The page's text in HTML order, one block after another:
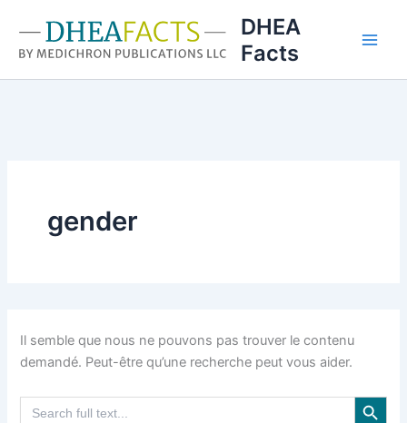
contenu
DHEA
Facts
gender
Il semble que nous ne pouvons pas trouver le contenu
demandé. Peut-être qu’une recherche peut vous aider.
Search
for:
Search Button